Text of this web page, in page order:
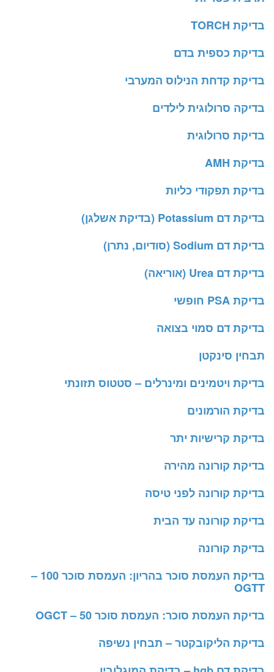
בדיקת TORCH
בדיקת כספית בדם
בדיקת קדחת הנילוס המערבי
בדיקה סרולוגית לילדים
בדיקת סרולוגית
בדיקת AMH
בדיקת תפקודי כליות
בדיקת דם Potassium (בדיקת אשלגן)
בדיקת דם Sodium (סודיום, נתרן)
בדיקת דם Urea (אוריאה)
בדיקת PSA חופשי
בדיקת דם סמוי בצואה
תבחין סינקטן
בדיקת ויטמינים ומינרלים – סטטוס תזונתי
בדיקת הורמונים
בדיקת קרישיות יתר
בדיקת קורונה מהירה
בדיקת קורונה לפני טיסה
בדיקת קורונה עד הבית
בדיקת קורונה
בדיקת העמסת סוכר בהריון: העמסת סוכר 100 –
OGTT
בדיקת העמסת סוכר: העמסת סוכר 50 – OGCT
בדיקת הליקובקטר – תבחין נשיפה